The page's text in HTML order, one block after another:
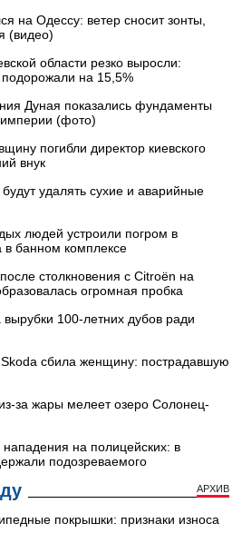
на Одессу: ветер сносит зонты,
(видео)
области резко выросли:
подорожали на 15,5%
Дуная показались фундаменты
(фото)
погибли директор киевского
внук
удалять сухие и аварийные
людей устроили погром в
банном комплексе
столкновения с Citroën на
огромная пробка
вырубки 100-летних дубов ради
сбила женщину: пострадавшую
за жары мелеет озеро Солонец-
на полицейских: в
подозреваемого
АРХИВ
покрышки: признаки износа